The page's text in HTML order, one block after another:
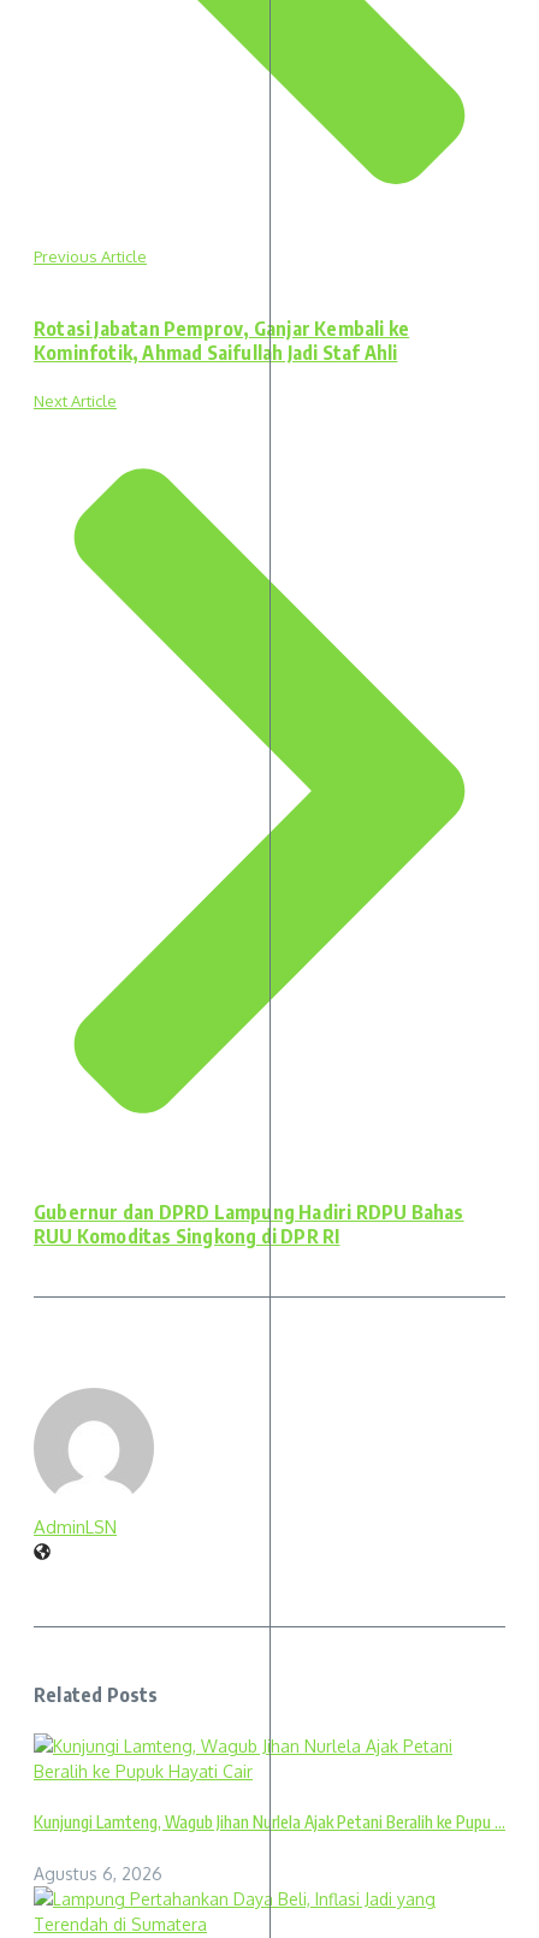
Previous Article
Rotasi Jabatan Pemprov, Ganjar Kembali ke
Kominfotik, Ahmad Saifullah Jadi Staf Ahli
Next Article
Gubernur dan DPRD Lampung Hadiri RDPU Bahas
RUU Komoditas Singkong di DPR RI
AdminLSN
Related Posts
Kunjungi Lamteng, Wagub Jihan Nurlela Ajak Petani Beralih ke Pupu ...
Agustus 6, 2026